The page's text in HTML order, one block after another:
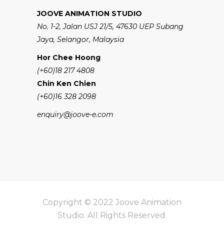
JOOVE ANIMATION STUDIO
No. 1-2, Jalan USJ 21/5, 47630 UEP Subang
Jaya, Selangor, Malaysia
Hor Chee Hoong
(+60)18 217 4808
Chin Ken Chien
(+60)16 328 2098
enquiry@joove-e.com
Copyright © 2022 Joove Animation
Studio. All Rights Reserved.